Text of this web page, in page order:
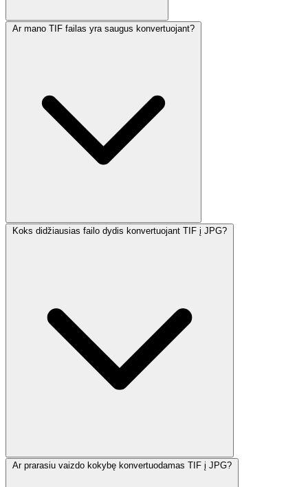
Ar mano TIF failas yra saugus konvertuojant?
Koks didžiausias failo dydis konvertuojant TIF į JPG?
Ar prarasiu vaizdo kokybę konvertuodamas TIF į JPG?